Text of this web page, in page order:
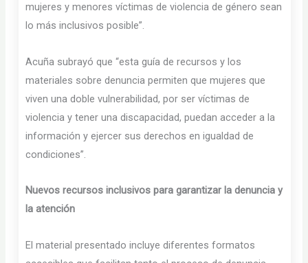
mujeres y menores víctimas de violencia de género sean
lo más inclusivos posible”.
Acuña subrayó que “esta guía de recursos y los
materiales sobre denuncia permiten que mujeres que
viven una doble vulnerabilidad, por ser víctimas de
violencia y tener una discapacidad, puedan acceder a la
información y ejercer sus derechos en igualdad de
condiciones”.
Nuevos recursos inclusivos para garantizar la denuncia y
la atención
El material presentado incluye diferentes formatos